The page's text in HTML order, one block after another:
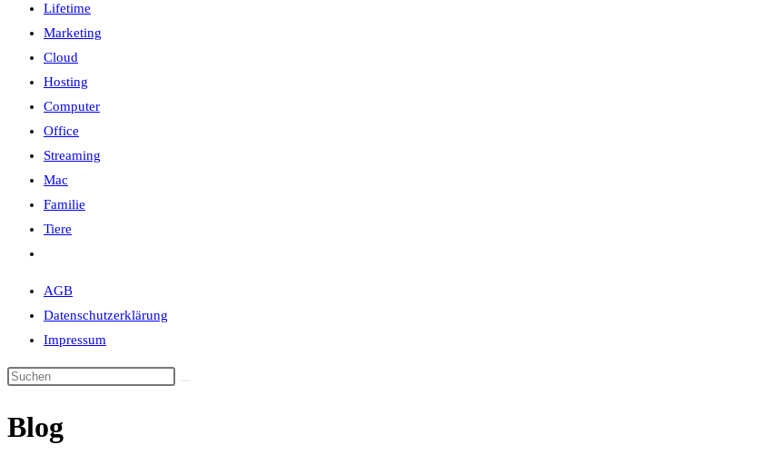
Lifetime
Marketing
Cloud
Hosting
Computer
Office
Streaming
Mac
Familie
Tiere
umschalten
AGB
Datenschutzerklärung
Impressum
Blog